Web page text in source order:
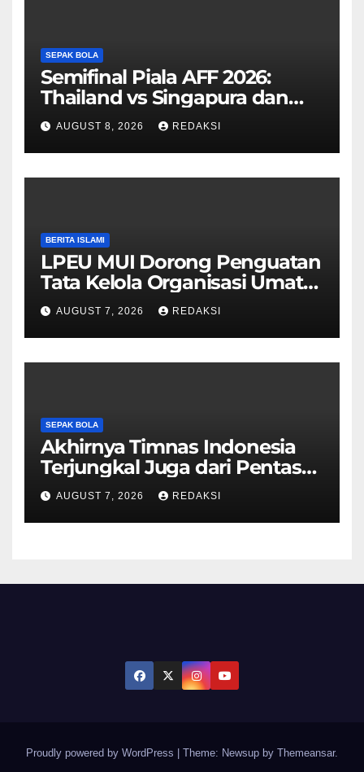
SEPAK BOLA
Semifinal Piala AFF 2026:
Thailand vs Singapura dan
Vietnam vs Malaysia
AUGUST 8, 2026 REDAKSI
BERITA ISLAMI
LPEU MUI Dorong Penguatan
Tata Kelola Organisasi Umat
Lebih Profesional
AUGUST 7, 2026 REDAKSI
SEPAK BOLA
Akhirnya Timnas Indonesia
Terjungkal Juga dari Pentas
Piala AFF 2026
AUGUST 7, 2026 REDAKSI
Proudly powered by WordPress | Theme: Newsup by Themeansar.